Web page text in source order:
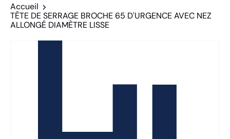
Accueil
TÊTE DE SERRAGE BROCHE 65 D'URGENCE AVEC NEZ
ALLONGÉ DIAMÈTRE LISSE